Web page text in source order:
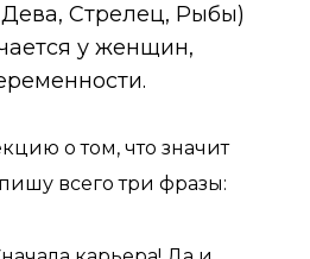
Стрелец, Рыбы)
у женщин,
о том, что значит
всего три фразы: